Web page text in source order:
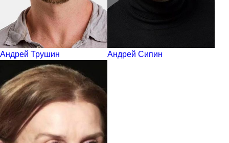
Андрей Трушин Андрей Сипин